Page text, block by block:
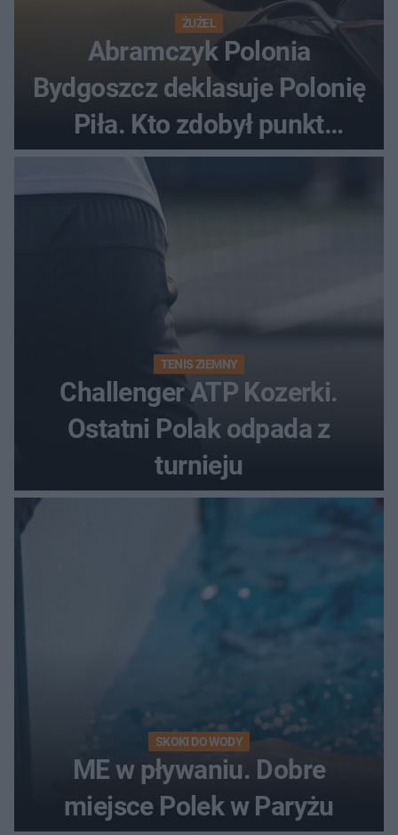
ŻUŻEL
Abramczyk Polonia
Bydgoszcz deklasuje Polonię
Piła. Kto zdobył punkt
bonusowy?
TENIS ZIEMNY
Challenger ATP Kozerki.
Ostatni Polak odpada z
turnieju
SKOKI DO WODY
ME w pływaniu. Dobre
miejsce Polek w Paryżu